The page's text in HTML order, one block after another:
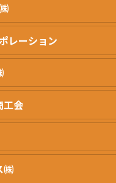
レーション
工会
㈱